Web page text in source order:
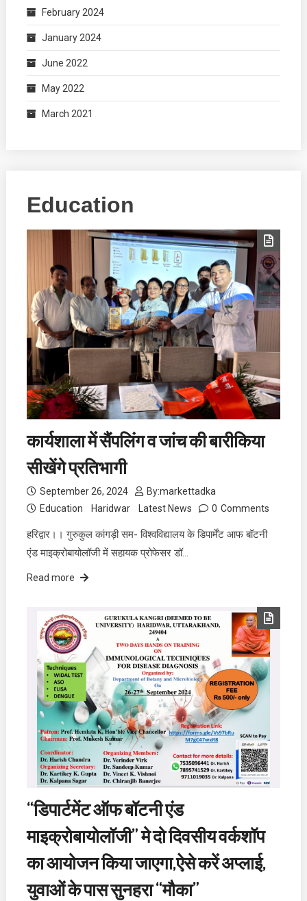
February 2024
January 2024
June 2022
May 2022
March 2021
Education
कार्यशाला में सैंपलिंग व जांच की बारीकिया
सीखेंगे प्रतिभागी
September 26, 2024 By:markettadka
Education
Haridwar Latest News 0 Comments
हरिद्वार।। गुरुकुल कांगड़ी सम- विश्वविद्यालय के डिपार्मेंट आफ बॉटनी
एंड माइक्रोबायोलॉजी में सहायक प्रोफेसर डॉ…
Read more
“डिपार्टमेंट ऑफ बॉटनी एंड
माइक्रोबायोलॉजी” मे दो दिवसीय वर्कशॉप
का आयोजन किया जाएगा,ऐसे करें अप्लाई,
युवाओं के पास सुनहरा “मौका”